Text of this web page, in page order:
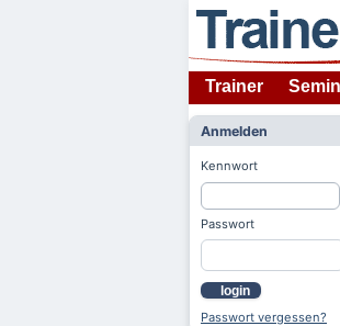
Trainer
Anmelden
Kennwort
Passwort
login
Passwort vergessen?